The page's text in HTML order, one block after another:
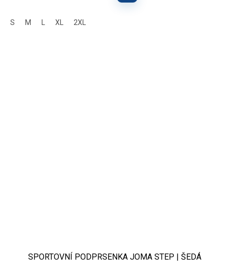
S M XL 2XL
SPORTOVNÍ PODPRSENKA JOMA STEP | ŠEDÁ